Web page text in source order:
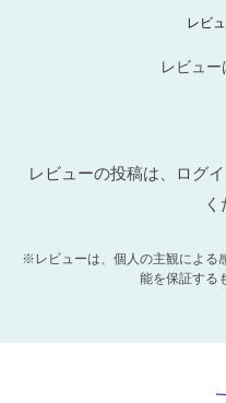
レビ
レビュー
レビューの投稿は、ログ
く
※レビューは、個人の主観による
能を保証する